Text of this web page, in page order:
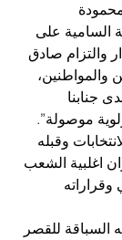
السامية على
والتزام صادق
والمواطنين،
جنابنا
موصولة”.
وقبله
اغلبية الشعب
السباقة للقصر